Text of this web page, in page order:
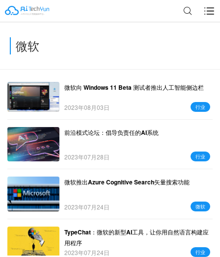
微软
微软向 Windows 11 Beta 测试者推出人工智能侧边栏
2023年08月03日 行业
前沿模式论坛：倡导负责任的AI系统
2023年07月28日 行业
微软推出Azure Cognitive Search矢量搜索功能
2023年07月24日 微软
TypeChat：微软的新型AI工具，让你用自然语言构建应
用程序
2023年07月24日 行业